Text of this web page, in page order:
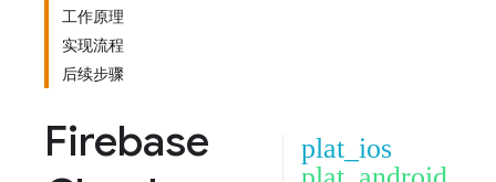
工作原理
实现流程
后续步骤
Firebase
plat_ios